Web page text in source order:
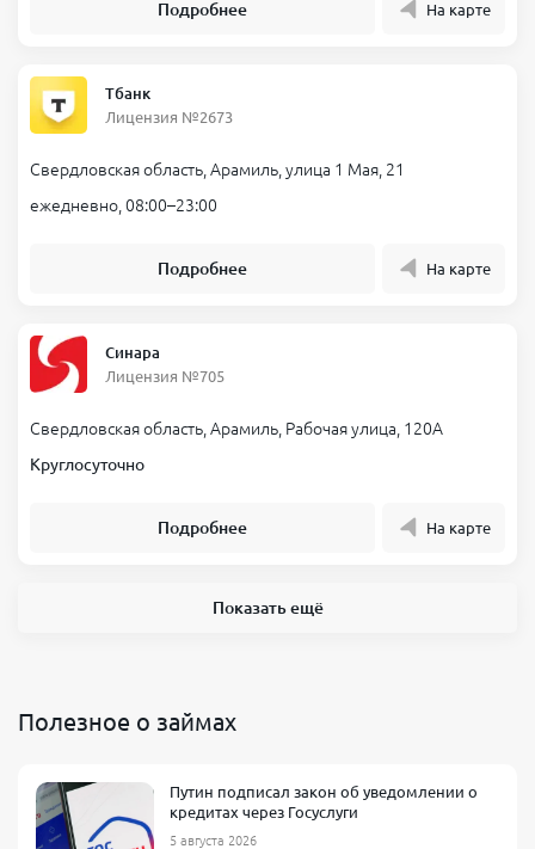
Материал подготовлен финансовым экспертом сервиса
Сергеева Марина Александровна
Эксперт по микрозаймам и МФО
Список предложений актуален на
. Все компании
учитывайте риски. Можете проверить компанию в
РФ.
Подробнее На карте
Тбанк
Лицензия №2673
Свердловская область, Арамиль, улица 1 Мая, 21
ежедневно, 08:00–23:00
Подробнее На карте
Синара
Лицензия №705
Свердловская область, Арамиль, Рабочая улица, 120А
Круглосуточно
Подробнее На карте
Показать ещё
Полезное о займах
Путин подписал закон об уведомлении о
кредитах через Госуслуги
5 августа 2026